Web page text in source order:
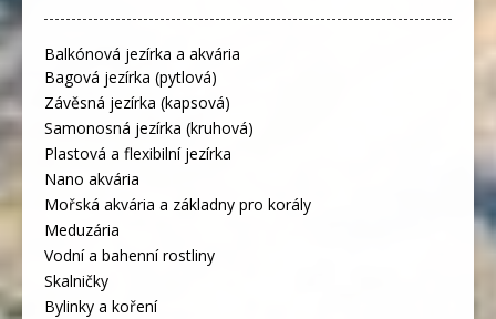
Balkónová jezírka a akvária
Bagová jezírka (pytlová)
Závěsná jezírka (kapsová)
Samonosná jezírka (kruhová)
Plastová a flexibilní jezírka
Nano akvária
Mořská akvária a základny pro korály
Meduzária
Vodní a bahenní rostliny
Skalničky
Bylinky a koření